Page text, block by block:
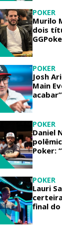
POKER
Murilo
dois
POKER
Josh
Main
acabar”
POKER
Daniel
Poker:
POKER
Lauri
final do